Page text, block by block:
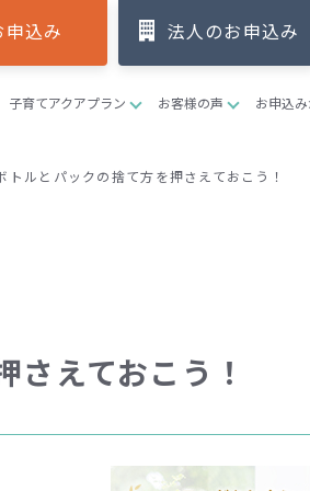
申込み 法人のお申込み
子育てアクアプラン お客様の声 お申込
トルとパックの捨て方を押さえておこう！
えておこう！